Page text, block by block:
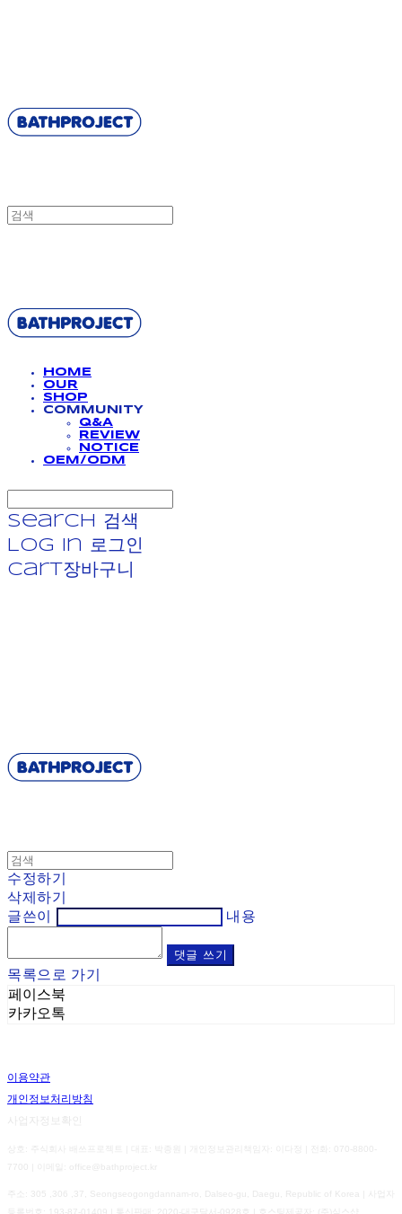
HOME
OUR
SHOP
COMMUNITY
Q&A
REVIEW
NOTICE
OEM/ODM
Search
검색
Log In
로그인
Cart장바구니
수정하기
삭제하기
글쓴이
내용
댓글 쓰기
목록으로 가기
페이스북
카카오톡
이용약관
개인정보처리방침
사업자정보확인
상호: 주식회사 배쓰프로젝트 | 대표: 박종원 | 개인정보관리책임자: 이다정 | 전화: 070-8800-
7700 | 이메일: office@bathproject.kr
주소: 305 ,306 ,37, Seongseogongdannam-ro, Dalseo-gu, Daegu, Republic of Korea | 사업자
193-87-01409 2020-대구달서-0928호 | 호스팅제공자: (주)식스샵